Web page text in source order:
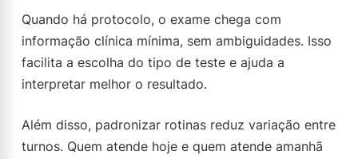
Quando há protocolo, o exame chega com
informação clínica mínima, sem ambiguidades. Isso
facilita a escolha do tipo de teste e ajuda a
interpretar melhor o resultado.
Além disso, padronizar rotinas reduz variação entre
turnos. Quem atende hoje e quem atende amanhã